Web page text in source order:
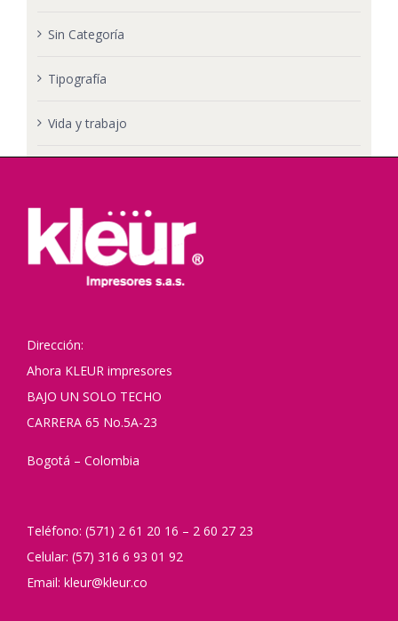
Sin Categoría
Tipografía
Vida y trabajo
Dirección:
Ahora KLEUR impresores
BAJO UN SOLO TECHO
CARRERA 65 No.5A-23
Bogotá – Colombia
Teléfono: (571) 2 61 20 16 – 2 60 27 23
Celular: (57) 316 6 93 01 92
Email: kleur@kleur.co